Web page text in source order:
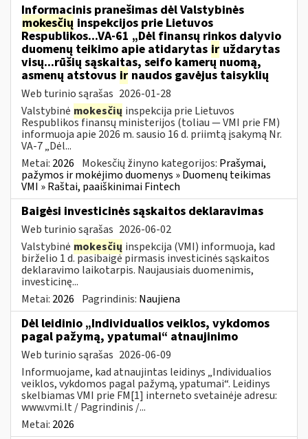
Informacinis pranešimas dėl Valstybinės
mokesčių inspekcijos prie Lietuvos
Respublikos...VA-61 „Dėl finansų rinkos dalyvio
duomenų teikimo apie atidarytas ir uždarytas
visų...rūšių sąskaitas, seifo kamerų nuomą,
asmenų atstovus ir naudos gavėjus taisyklių
Web turinio sąrašas 2026-01-28
Valstybinė mokesčių inspekcija prie Lietuvos
Respublikos finansų ministerijos (toliau — VMI prie FM)
informuoja apie 2026 m. sausio 16 d. priimtą įsakymą Nr.
VA-7 „Dėl...
Metai: 2026 Mokesčių žinyno kategorijos: Prašymai,
pažymos ir mokėjimo duomenys » Duomenų teikimas
VMI » Raštai, paaiškinimai Fintech
Baigėsi investicinės sąskaitos deklaravimas
Web turinio sąrašas 2026-06-02
Valstybinė mokesčių inspekcija (VMI) informuoja, kad
birželio 1 d. pasibaigė pirmasis investicinės sąskaitos
deklaravimo laikotarpis. Naujausiais duomenimis,
investicinę...
Metai: 2026 Pagrindinis: Naujiena
Dėl leidinio „Individualios veiklos, vykdomos
pagal pažymą, ypatumai“ atnaujinimo
Web turinio sąrašas 2026-06-09
Informuojame, kad atnaujintas leidinys „Individualios
veiklos, vykdomos pagal pažymą, ypatumai“. Leidinys
skelbiamas VMI prie FM[1] interneto svetainėje adresu:
www.vmi.lt / Pagrindinis /...
Metai: 2026